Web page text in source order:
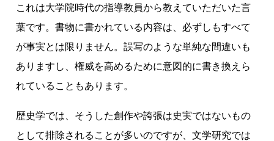
これは大学院時代の指導教員から教えていただいた言
葉です。書物に書かれている内容は、必ずしもすべて
が事実とは限りません。誤写のような単純な間違いも
ありますし、権威を高めるために意図的に書き換えら
れていることもあります。
歴史学では、そうした創作や誇張は史実ではないもの
として排除されることが多いのですが、文学研究では